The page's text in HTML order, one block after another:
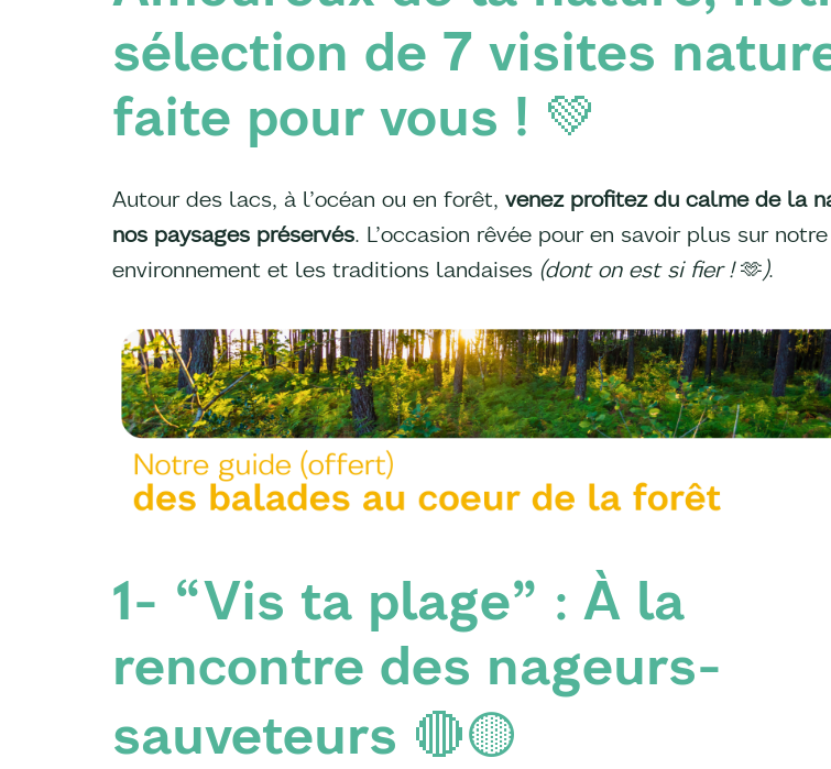
sélection de 7 visites
faite pour vous ! 💚
Autour des lacs, à l’océan ou en forêt, venez profitez du calme de la
nos paysages préservés. L’occasion rêvée pour en savoir plus sur notre
environnement et les traditions landaises (dont on est si fier !🫶).
1- “Vis ta plage” : À la
rencontre des nageurs-
sauveteurs 🔴🟡